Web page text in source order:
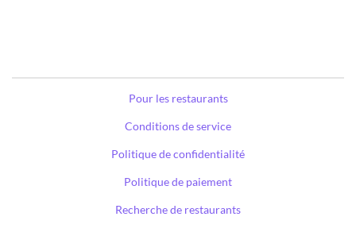
Pour les restaurants
Conditions de service
Politique de confidentialité
Politique de paiement
Recherche de restaurants